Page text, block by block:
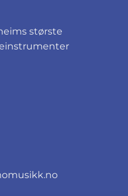
største